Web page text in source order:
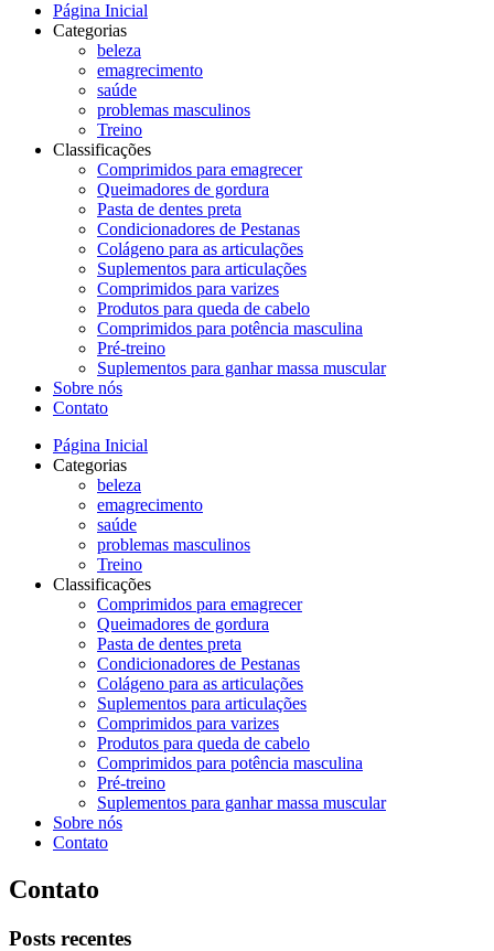
Página Inicial
Categorias
beleza
emagrecimento
saúde
problemas masculinos
Treino
Classificações
Comprimidos para emagrecer
Queimadores de gordura
Pasta de dentes preta
Condicionadores de Pestanas
Colágeno para as articulações
Suplementos para articulações
Comprimidos para varizes
Produtos para queda de cabelo
Comprimidos para potência masculina
Pré-treino
Suplementos para ganhar massa muscular
Sobre nós
Contato
Página Inicial
Categorias
beleza
emagrecimento
saúde
problemas masculinos
Treino
Classificações
Comprimidos para emagrecer
Queimadores de gordura
Pasta de dentes preta
Condicionadores de Pestanas
Colágeno para as articulações
Suplementos para articulações
Comprimidos para varizes
Produtos para queda de cabelo
Comprimidos para potência masculina
Pré-treino
Suplementos para ganhar massa muscular
Sobre nós
Contato
Contato
Posts recentes